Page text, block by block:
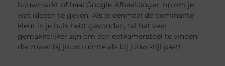
bouwmarkt of haal Google Afbeeldingen op om je
wat ideeën te geven. Als je eenmaal de dominante
kleur in je huis hebt gevonden, zal het veel
gemakkelijker zijn om een ​​eetkamerstoel te vinden
die zowel bij jouw ruimte als bij jouw stijl past!